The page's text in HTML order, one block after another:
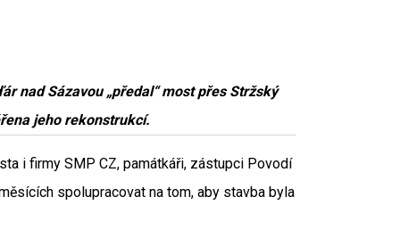
nad Sázavou „předal“ most přes Stržský
jeho rekonstrukcí.
i firmy SMP CZ, památkáři, zástupci Povodí
spolupracovat na tom, aby stavba byla